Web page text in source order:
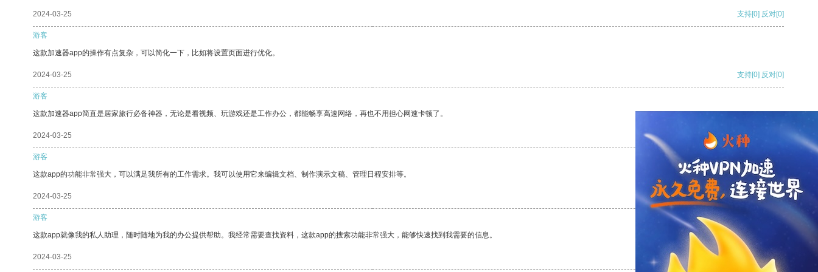
2024-03-25 支持[0] 反对[0]
游客
这款加速器app的操作有点复杂，可以简化一下，比如将设置页面进行优化。
2024-03-25 支持[0] 反对[0]
游客
这款加速器app简直是居家旅行必备神器，无论是看视频、玩游戏还是工作办公，都能畅享高速网络，再也不用担心网速卡顿了。
2024-03-25 支持
游客
这款app的功能非常强大，可以满足我所有的工作需求。我可以使用它来编辑文档、制作演示文稿、管理日程安排等。
2024-03-25 支持[0] 反对[0]
游客
这款app就像我的私人助理，随时随地为我的办公提供帮助。我经常需要查找资料，这款app的搜索功能非常强大，能够快速找到我需要的信息。
2024-03-25 支持[0] 反对[0]